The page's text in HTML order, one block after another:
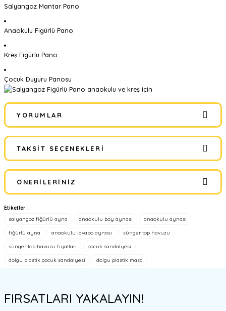
Salyangoz Mantar Pano
Anaokulu Figürlü Pano
Kreş Figürlü Pano
Çocuk Duyuru Panosu
YORUMLAR
Bu ürüne ilk yorumu siz yapın!
Yorum Yaz
TAKSIT SEÇENEKLERI
ÖNERILERINIZ
Bu ürünün fiyat bilgisi, resim, ürün açıklamalarında ve diğer
konularda yetersiz gördüğünüz noktaları öneri formunu kullanarak
tarafımıza iletebilirsiniz.
Ürün bilgilerinde hatalar bulunuyor.
Etiketler :
salyangoz fiğürlü ayna
anaokulu boy aynası anaokulu aynası
fiğürlü ayna anaokulu lavabo aynası sünger top havuzu
sünger top havuzu fiyatları çocuk sandalyesi
dolgu plastik çocuk sandalyesi dolgu plastik masa
FIRSATLARI YAKALAYIN!